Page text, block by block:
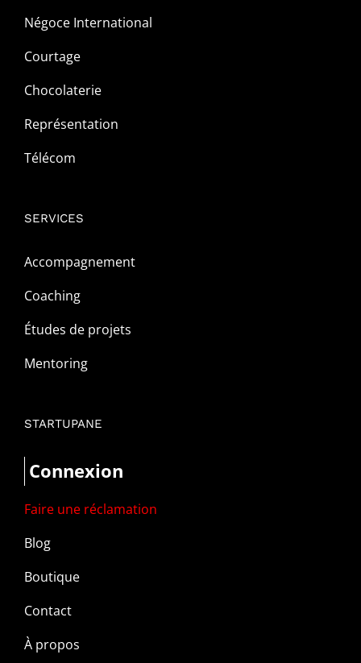
Négoce International
Courtage
Chocolaterie
Représentation
Télécom
SERVICES
Accompagnement
Coaching
Études de projets
Mentoring
STARTUPANE
Connexion
Faire une réclamation
Blog
Boutique
Contact
À propos